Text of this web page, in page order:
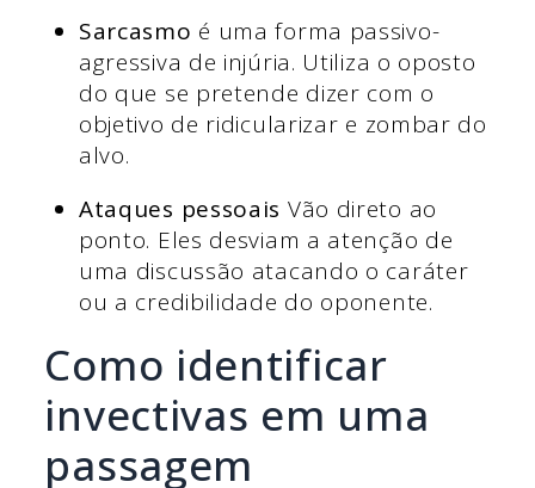
Sarcasmo é uma forma passivo-
agressiva de injúria. Utiliza o oposto
do que se pretende dizer com o
objetivo de ridicularizar e zombar do
alvo.
Ataques pessoais Vão direto ao
ponto. Eles desviam a atenção de
uma discussão atacando o caráter
ou a credibilidade do oponente.
Como identificar
invectivas em uma
passagem